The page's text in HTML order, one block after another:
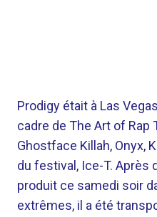
Prodigy était à Las
cadre de The Art of Rap
Ghostface Killah, Onyx,
du festival, Ice-T. Après
produit ce samedi soir
extrêmes, il a été